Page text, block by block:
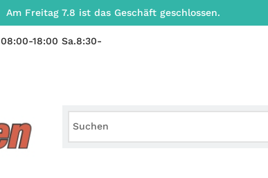
Am Freitag 7.8 ist das Geschäft geschlossen.
18:00 Sa.8:30-